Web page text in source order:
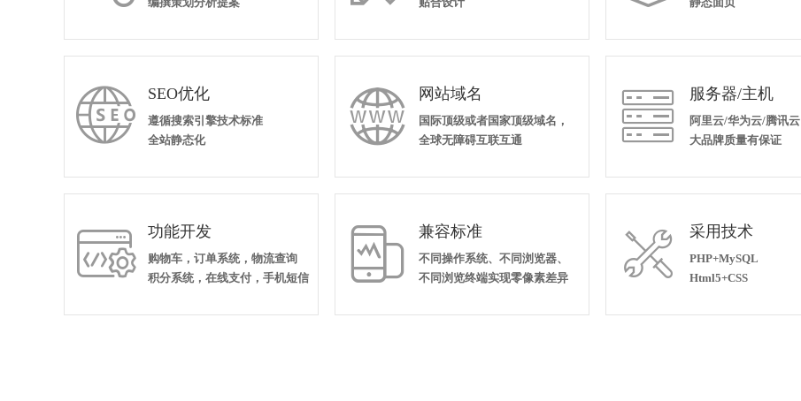
 SEO优化
遵循搜索引擎技术标准
全站静态化
 网站域名
国际顶级或者国家顶级域名，
全球无障碍互联互通
 服务器/主机
阿里云/华为云/腾讯云
大品牌质量有保证
 功能开发
购物车，订单系统，物流查询
积分系统，在线支付，手机短信
 兼容标准
不同操作系统、不同浏览器、
不同浏览终端实现零像素差异
 采用技术
PHP+MySQL
Html5+CSS